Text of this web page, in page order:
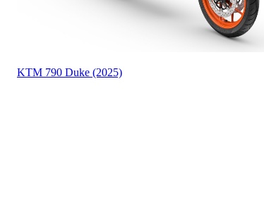
KTM 790 Duke (2025)